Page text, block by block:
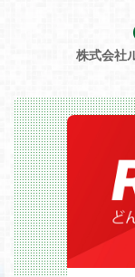
株式会社